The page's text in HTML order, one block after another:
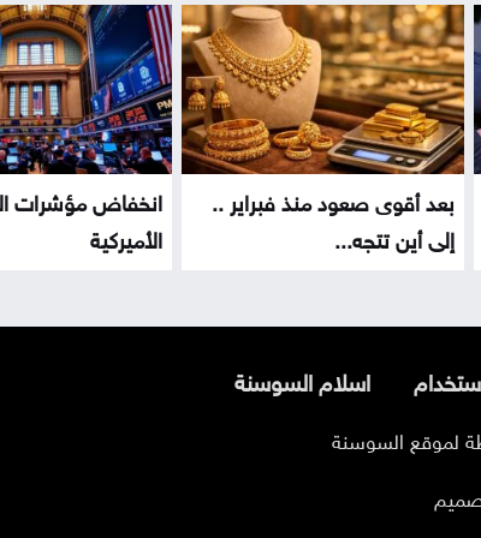
بعد أقوى صعود منذ فبراير ..
إلى أين تتجه...
انخفاض مؤشرات
الأميركية
اسلام السوسنة